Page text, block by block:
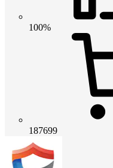
100%
187699